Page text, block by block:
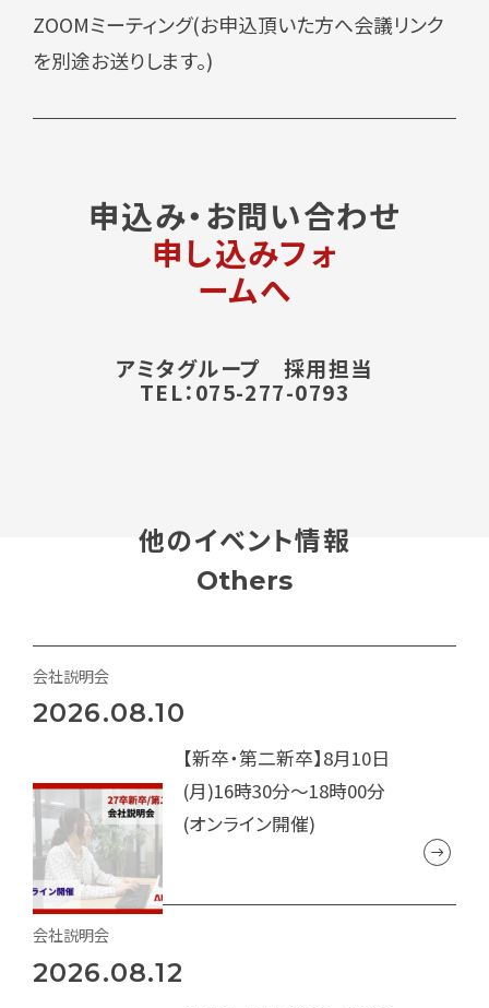
ZOOMミーティング(お申込頂いた方へ会議リンク
を別途お送りします。)
申込み・お問い合わせ
申し込みフォ
ームへ
アミタグループ 採用担当
TEL：075-277-0793
他のイベント情報
Others
2026.08.10
【新卒・第二新卒】8月10日
(月)16時30分～18時00分
(オンライン開催)
会社説明会
2026.08.12
会社説明会